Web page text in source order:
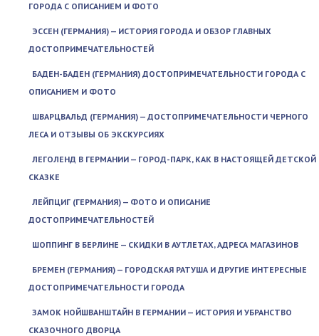
ГОРОДА С ОПИСАНИЕМ И ФОТО
ЭССЕН (ГЕРМАНИЯ) — ИСТОРИЯ ГОРОДА И ОБЗОР ГЛАВНЫХ
ДОСТОПРИМЕЧАТЕЛЬНОСТЕЙ
БАДЕН-БАДЕН (ГЕРМАНИЯ) ДОСТОПРИМЕЧАТЕЛЬНОСТИ ГОРОДА С
ОПИСАНИЕМ И ФОТО
ШВАРЦВАЛЬД (ГЕРМАНИЯ) — ДОСТОПРИМЕЧАТЕЛЬНОСТИ ЧЕРНОГО
ЛЕСА И ОТЗЫВЫ ОБ ЭКСКУРСИЯХ
ЛЕГОЛЕНД В ГЕРМАНИИ — ГОРОД-ПАРК, КАК В НАСТОЯЩЕЙ ДЕТСКОЙ
СКАЗКЕ
ЛЕЙПЦИГ (ГЕРМАНИЯ) — ФОТО И ОПИСАНИЕ
ДОСТОПРИМЕЧАТЕЛЬНОСТЕЙ
ШОППИНГ В БЕРЛИНЕ — СКИДКИ В АУТЛЕТАХ, АДРЕСА МАГАЗИНОВ
БРЕМЕН (ГЕРМАНИЯ) — ГОРОДСКАЯ РАТУША И ДРУГИЕ ИНТЕРЕСНЫЕ
ДОСТОПРИМЕЧАТЕЛЬНОСТИ ГОРОДА
ЗАМОК НОЙШВАНШТАЙН В ГЕРМАНИИ — ИСТОРИЯ И УБРАНСТВО
СКАЗОЧНОГО ДВОРЦА